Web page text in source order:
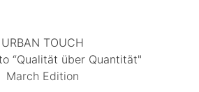
URBAN TOUCH
“Qualität über Quantität"
March Edition